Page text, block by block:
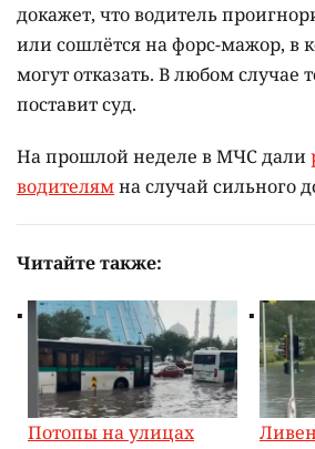
докажет, что водитель
или сошлётся на форс-мажор, в
могут отказать. В любом случае
поставит суд.
На прошлой неделе в МЧС дали
водителямна случай сильного
Читайте также:
Потопы на улицах